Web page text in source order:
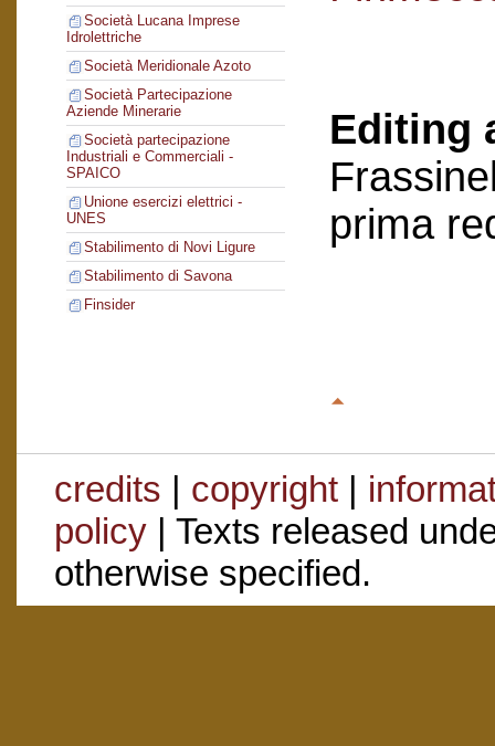
Società Lucana Imprese
Idrolettriche
Società Meridionale Azoto
Società Partecipazione
Aziende Minerarie
Società partecipazione
Industriali e Commerciali -
SPAICO
Unione esercizi elettrici -
UNES
Stabilimento di Novi Ligure
Stabilimento di Savona
Finsider
Editing
prima
credits | copyright|
policy| Texts released
otherwise specified.